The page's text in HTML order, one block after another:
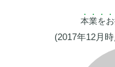
本業を
(2017年12月